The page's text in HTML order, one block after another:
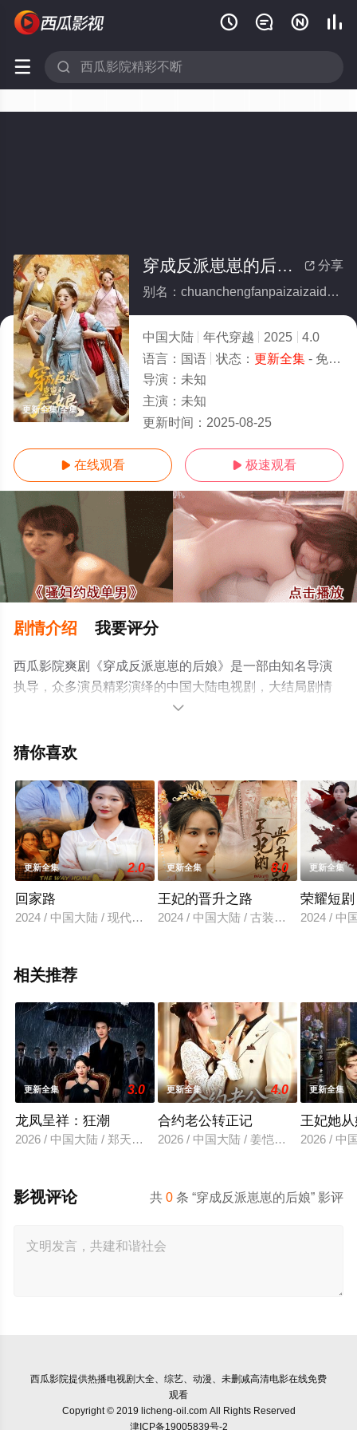
   
 
更新全集/全集
 分享
穿成反派崽崽的后娘(全集)
别名：chuanchengfanpaizaizaidehouniang
中国大陆 年代穿越 2025
4.0
语言： 国语 状态： 更新全集- 免费在线观看
导演： 未知
主演： 未知
更新时间： 2025-08-25
 在线观看  极速观看
剧情介绍 我要评分
西瓜影院爽剧《穿成反派崽崽的后娘》是一部由知名导演
执导，众多演员精彩演绎的中国大陆电视剧，大结局剧情
已揭晓（更新全集），手机免费观看高清无删减完整版电
剧情信息可移步至豆瓣电视剧、电视猫或剧情网等平台了

猜你喜欢
更新全集 2.0
回家路
2024 / 中国大陆 / 现代都市
更新全集 8.0
王妃的晋升之路
2024 / 中国大陆 / 古装仙侠
更新全集
荣耀短剧
2024 / 中
相关推荐
更新全集 3.0
龙凤呈祥：狂潮
2026 / 中国大陆 / 郑天龙＆汪心宇
更新全集 4.0
合约老公转正记
2026 / 中国大陆 / 姜恺琳＆王厂
更新全集
王妃她
2026 / 中
共0 条 “穿成反派崽崽的后娘” 影评
影视评论
西瓜影院提供热播电视剧大全、综艺、动漫、未删减高清电影在线免费
观看
Copyright © 2019 licheng-oil.com All Rights Reserved
津ICP备19005839号-2